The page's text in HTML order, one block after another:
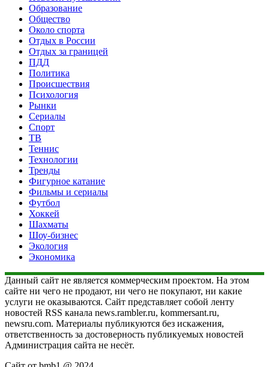
Образование
Общество
Около спорта
Отдых в России
Отдых за границей
ПДД
Политика
Происшествия
Психология
Рынки
Сериалы
Спорт
ТВ
Теннис
Технологии
Тренды
Фигурное катание
Фильмы и сериалы
Футбол
Хоккей
Шахматы
Шоу-бизнес
Экология
Экономика
Данный сайт не является коммерческим проектом. На этом
сайте ни чего не продают, ни чего не покупают, ни какие
услуги не оказываются. Сайт представляет собой ленту
новостей RSS канала news.rambler.ru, kommersant.ru,
newsru.com. Материалы публикуются без искажения,
ответственность за достоверность публикуемых новостей
Администрация сайта не несёт.